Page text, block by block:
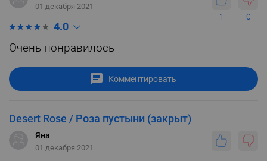
1 0
01 декабря 2021
4.0
Очень понравилось
Комментировать
Desert Rose / Роза пустыни (закрыт)
Яна
01 декабря 2021